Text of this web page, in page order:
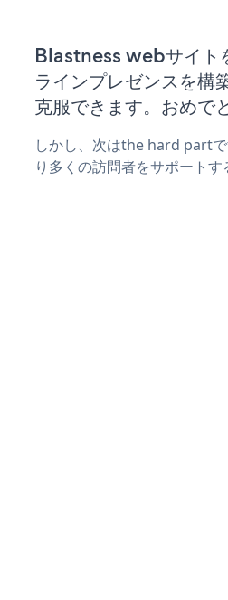
Blastness webサイト
ラインプレゼンスを構
克服できます。おめで
しかし、次はthe hard part
り多くの訪問者をサポートす